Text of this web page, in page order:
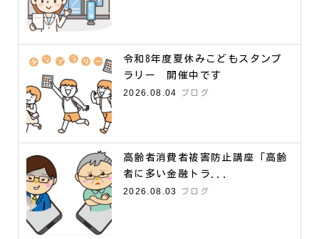
令和8年度夏休みこどもスタンプ
ラリー 開催中です
2026.08.04
ブログ
高齢者消費者被害防止講座「高齢
者に多い金融トラ...
2026.08.03
ブログ